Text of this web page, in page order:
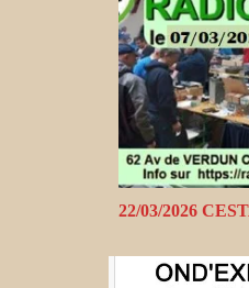
22/03/2026